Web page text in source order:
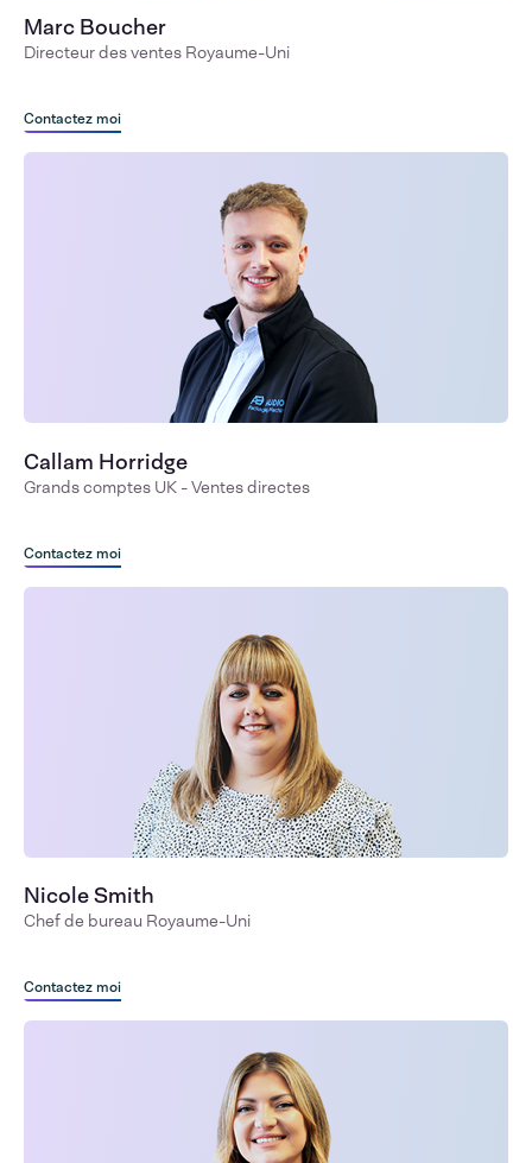
Marc Boucher
Directeur des ventes Royaume-Uni
Contactez moi
Callam Horridge
Grands comptes UK - Ventes directes
Contactez moi
Nicole Smith
Chef de bureau Royaume-Uni
Contactez moi